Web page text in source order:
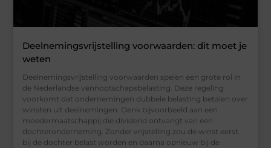
Deelnemingsvrijstelling voorwaarden: dit moet je
weten
Deelnemingsvrijstelling voorwaarden spelen een grote rol in
de Nederlandse vennootschapsbelasting. Deze regeling
voorkomt dat ondernemingen dubbele belasting betalen over
winsten uit deelnemingen. Denk bijvoorbeeld aan een
moedermaatschappij die dividend ontvangt van een
dochteronderneming. Zonder vrijstelling zou de winst eerst
bij de dochter belast worden en daarna opnieuw bij de